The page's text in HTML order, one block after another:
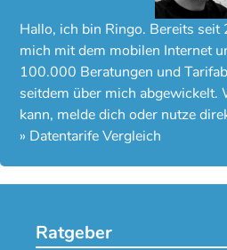
Hallo, ich bin Ringo. Bereits
mich mit dem mobilen Internet
100.000 Beratungen und
seitdem über mich abgewickelt.
kann, melde dich oder nutze
» Datentarife Vergleich
Ratgeber